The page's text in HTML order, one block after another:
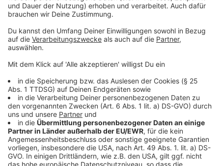
Geschenke mit gutem Gewissen: Wann Siegel
Nikolaussammlung der Feuerwehr
Feuerwehr warnt vor Brandgefahren
Anzeige
Folge uns für mehr News & Updates:
Anzeige